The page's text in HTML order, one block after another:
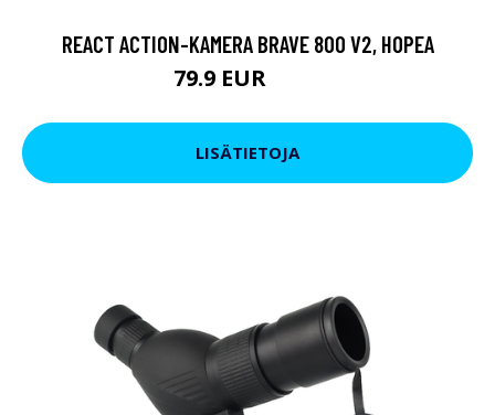
REACT ACTION-KAMERA BRAVE 800 V2, HOPEA
79.9 EUR
LISÄTIETOJA